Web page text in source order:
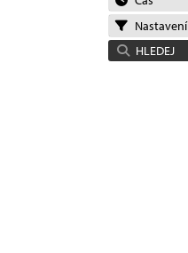
Nastavení
HLEDEJ